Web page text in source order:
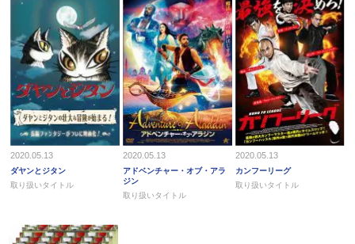
2020.05.13
ダヤンとジタン
取り扱いタイトル
2020.05.13
アドベンチャー・オブ・アラ
ジン
取り扱いタイトル
2020.05.13
カンフーリーグ
取り扱いタイトル